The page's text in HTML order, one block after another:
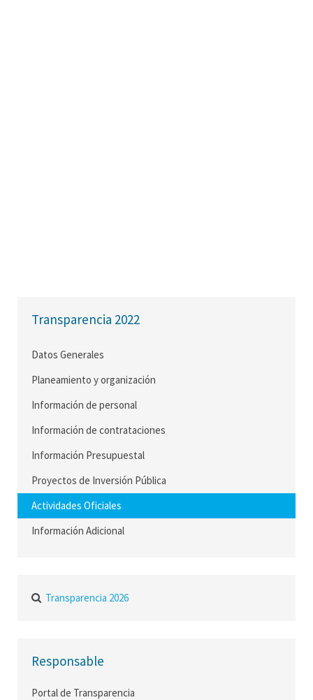
Transparencia 2022
Datos Generales
Planeamiento y organización
Información de personal
Información de contrataciones
Información Presupuestal
Proyectos de Inversión Pública
Actividades Oficiales
Información Adicional
Transparencia 2026
Responsable
Portal de Transparencia